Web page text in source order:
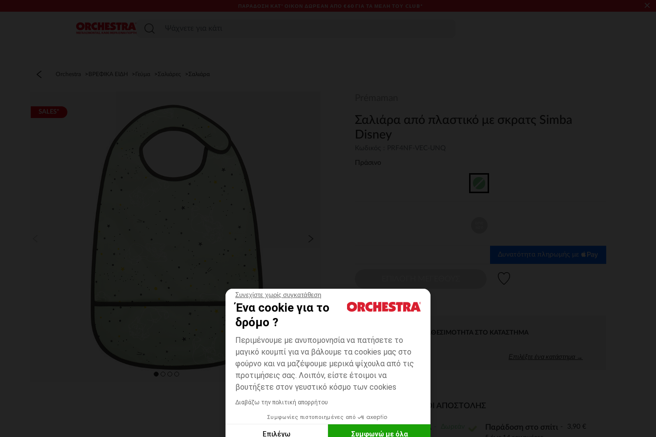
Συνεχίστε χωρίς συγκατάθεση
Ένα cookie για το
δρόμο ?
Περιμένουμε με ανυπομονησία να πατήσετε το
μαγικό κουμπί για να βάλουμε τα cookies μας στο
φούρνο και να μαζέψουμε μερικά ψίχουλα από τις
προτιμήσεις σας. Λοιπόν, είστε έτοιμοι να
βουτήξετε στον γευστικό κόσμο των cookies
Διαβάζω την πολιτική απορρήτου
Συμφωνίες πιστοποιημένες από
Επιλέγω Συμφωνώ με όλα
ΠΑΡΆΔΟΣΗ ΚΑΤ' ΟΊΚΟΝ ΔΩΡΕΑΝ ΑΠΌ €60 ΓΙΑ ΤΑ ΜΈΛΗ ΤΟΥ CLUB* ×
Μενού
Orchestra ΒΡΕΦΙΚΑ ΕΙΔΗ Γεύμα Σαλιάρες Σαλιάρα
SALES*
Σαλιάρα από πλαστικό με σκρατς Simba
Disney
Πράσινο
Δυνατότητα πληρωμής με
ΆΜΕΣΗ ΔΙΑΘΕΣΙΜΌΤΗΤΑ ΣΤΟ ΚΑΤΆΣΤΗΜΑ
Επιλέξτε ένα κατάστημα →
ΔΙΑΘΈΣΙΜΟΙ ΤΡΌΠΟΙ ΑΠΟΣΤΟΛΉΣ
ΣΕ ΚΑΤΑΣΤΗΜΑ Παράδοση στο σπίτι 3,90 €